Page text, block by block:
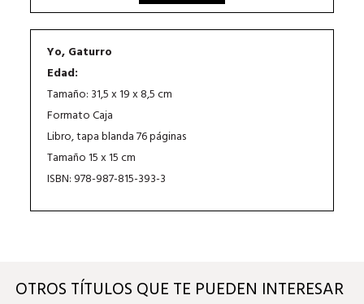
Yo, Gaturro
Edad:
Tamaño: 31,5 x 19 x 8,5 cm
Formato Caja
Libro, tapa blanda 76 páginas
Tamaño 15 x 15 cm
ISBN: 978-987-815-393-3
OTROS TÍTULOS QUE TE PUEDEN INTERESAR